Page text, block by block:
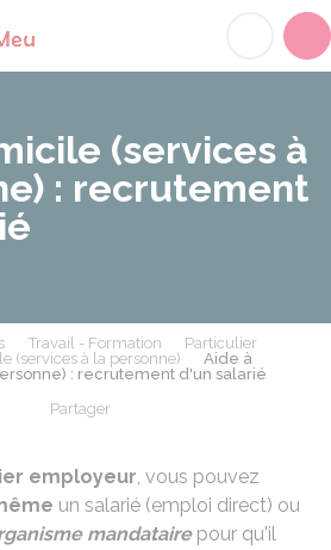
(services à
: recrutement
Travail - Formation
Particulier
(services à la personne)
Aide à
: recrutement d'un salarié
Partager
employeur, vous pouvez
un salarié (emploi direct) ou
mandatairepour qu'il